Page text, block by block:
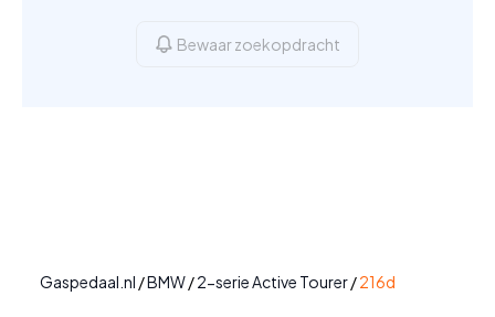
Bewaar zoekopdracht
Gaspedaal.nl /BMW/2-serie Active Tourer/216d